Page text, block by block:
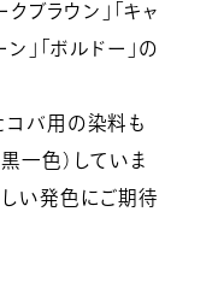
ブラウン」「キャ
」「ボルドー」の
コバ用の染料も
一色）していま
い発色にご期待